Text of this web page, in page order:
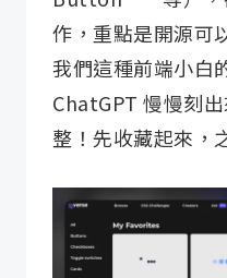
作，重點是開源可
我們這種前端小白
ChatGPT 慢慢刻
整！先收藏起來，